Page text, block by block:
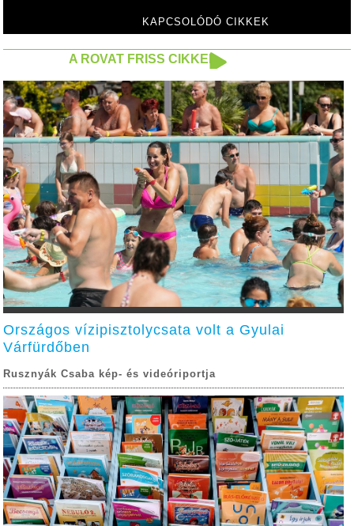
KAPCSOLÓDÓ CIKKEK
A ROVAT FRISS CIKKEI
Országos vízipisztolycsata volt a Gyulai
Várfürdőben
Rusznyák Csaba kép- és videóriportja